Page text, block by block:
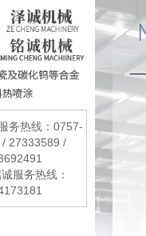
务热线：0757-
27333589 /
服务热线：